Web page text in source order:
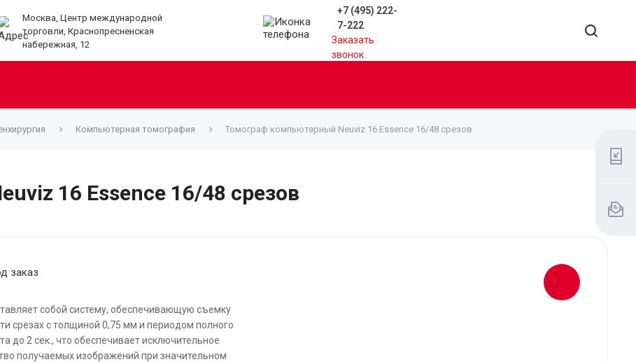
Москва, Центр международной
торговли, Краснопресненская
набережная, 12
+7 (495) 222-
7-222
Заказать
звонок
Компьютерная томография Томограф компьютерный Neuviz 16 Essence 16/48 срезов
16 Essence 16/48 срезов
заказ
собой систему, обеспечивающую съемку
срезах с толщиной 0,75 мм и периодом полного
до 2 сек., что обеспечивает исключительное
получаемых изображений при значительном